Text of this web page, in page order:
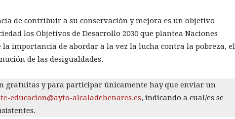
de contribuir a su conservación y mejora es un objetivo
los Objetivos de Desarrollo 2030 que plantea Naciones
la importancia de abordar a la vez la lucha contra la pobreza, el
de las desigualdades.
gratuitas y para participar únicamente hay que enviar un
educacion@ayto-alcaladehenares.es, indicando a cual/es se